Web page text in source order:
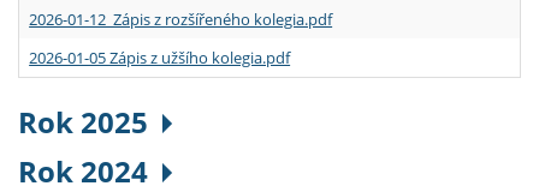
2026-01-12 Zápis z rozšířeného kolegia.pdf
2026-01-05 Zápis z užšího kolegia.pdf
Rok 2025
Rok 2024